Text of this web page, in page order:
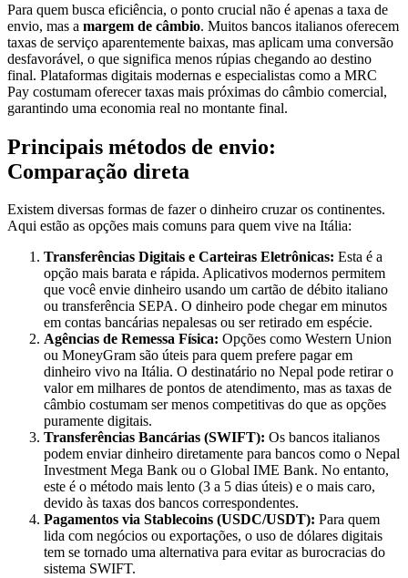
Para quem busca eficiência, o ponto crucial não é apenas a taxa de
envio, mas a margem de câmbio. Muitos bancos italianos oferecem
taxas de serviço aparentemente baixas, mas aplicam uma conversão
desfavorável, o que significa menos rúpias chegando ao destino
final. Plataformas digitais modernas e especialistas como a MRC
Pay costumam oferecer taxas mais próximas do câmbio comercial,
garantindo uma economia real no montante final.
Principais métodos de envio:
Comparação direta
Existem diversas formas de fazer o dinheiro cruzar os continentes.
Aqui estão as opções mais comuns para quem vive na Itália:
Transferências Digitais e Carteiras Eletrônicas: Esta é a
opção mais barata e rápida. Aplicativos modernos permitem
que você envie dinheiro usando um cartão de débito italiano
ou transferência SEPA. O dinheiro pode chegar em minutos
em contas bancárias nepalesas ou ser retirado em espécie.
Agências de Remessa Física: Opções como Western Union
ou MoneyGram são úteis para quem prefere pagar em
dinheiro vivo na Itália. O destinatário no Nepal pode retirar o
valor em milhares de pontos de atendimento, mas as taxas de
câmbio costumam ser menos competitivas do que as opções
puramente digitais.
Transferências Bancárias (SWIFT): Os bancos italianos
podem enviar dinheiro diretamente para bancos como o Nepal
Investment Mega Bank ou o Global IME Bank. No entanto,
este é o método mais lento (3 a 5 dias úteis) e o mais caro,
devido às taxas dos bancos correspondentes.
Pagamentos via Stablecoins (USDC/USDT): Para quem
lida com negócios ou exportações, o uso de dólares digitais
tem se tornado uma alternativa para evitar as burocracias do
sistema SWIFT.